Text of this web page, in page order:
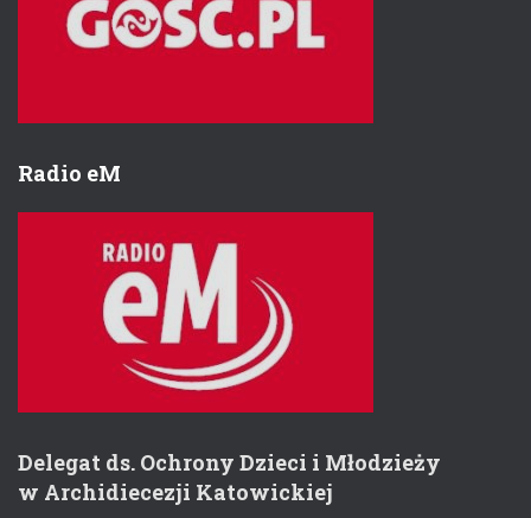
Radio eM
Delegat ds. Ochrony Dzieci i Młodzieży
w Archidiecezji Katowickiej